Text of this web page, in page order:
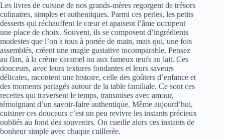
Les livres de cuisine de nos grands-mères regorgent de trésors
culinaires, simples et authentiques. Parmi ces perles, les petits
desserts qui réchauffent le cœur et apaisent l’âme occupent
une place de choix. Souvent, ils se composent d’ingrédients
modestes que l’on a tous à portée de main, mais qui, une fois
assemblés, créent une magie gustative incomparable. Pensez
au flan, à la crème caramel ou aux fameux œufs au lait. Ces
douceurs, avec leurs textures fondantes et leurs saveurs
délicates, racontent une histoire, celle des goûters d’enfance et
des moments partagés autour de la table familiale. Ce sont ces
recettes qui traversent le temps, transmises avec amour,
témoignant d’un savoir-faire authentique. Même aujourd’hui,
cuisiner ces douceurs c’est un peu revivre les instants précieux
oubliés au fond des souvenirs. On cueille alors ces instants de
bonheur simple avec chaque cuillerée.